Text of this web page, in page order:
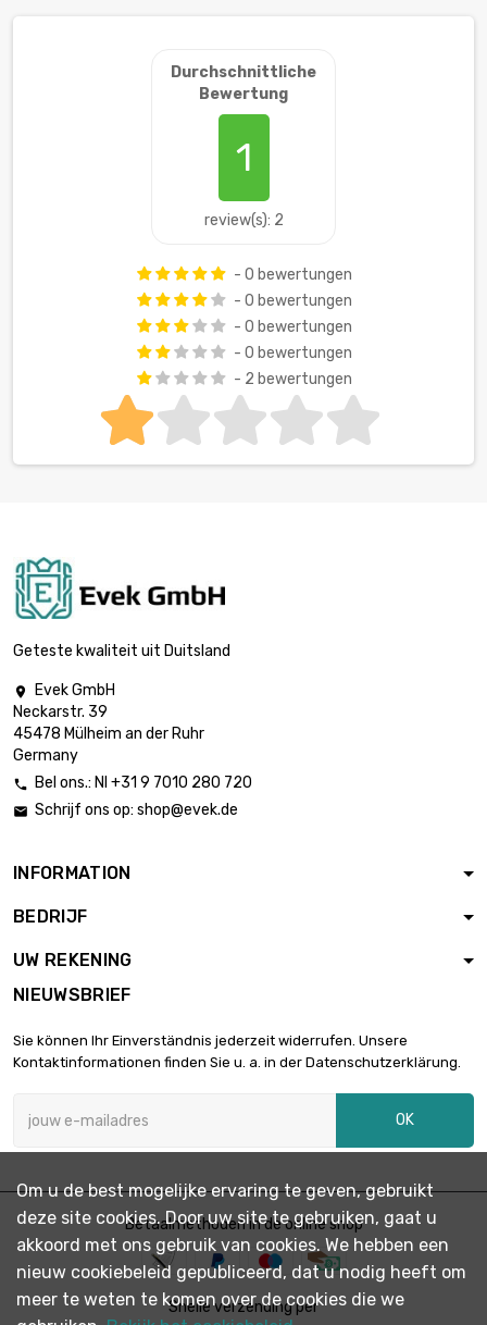
Durchschnittliche
Bewertung
1
review(s): 2
- 0 bewertungen
- 0 bewertungen
- 0 bewertungen
- 0 bewertungen
- 2 bewertungen
Geteste kwaliteit uit Duitsland

Evek GmbH
Neckarstr. 39
45478 Mülheim an der Ruhr
Germany
 Bel ons.: Nl +31 9 7010 280 720
 Schrijf ons op: shop@evek.de
INFORMATION
BEDRIJF
UW REKENING
NIEUWSBRIEF
Sie können Ihr Einverständnis jederzeit widerrufen. Unsere
Kontaktinformationen finden Sie u. a. in der Datenschutzerklärung.
OK
Betaalmethoden in de online shop
Snelle verzending per
Om u de best mogelijke ervaring te geven, gebruikt
deze site cookies. Door uw site te gebruiken, gaat u
akkoord met ons gebruik van cookies. We hebben een
nieuw cookiebeleid gepubliceerd, dat u nodig heeft om
meer te weten te komen over de cookies die we